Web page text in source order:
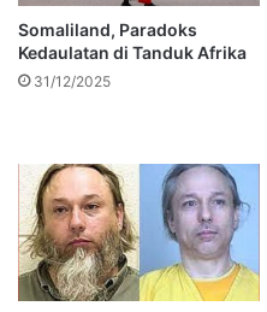
Somaliland, Paradoks
Kedaulatan di Tanduk Afrika
31/12/2025